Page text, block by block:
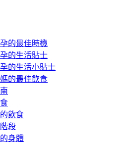
的最佳時機
的生活貼士
的生活小貼士
的最佳飲食
飲食
段
身體